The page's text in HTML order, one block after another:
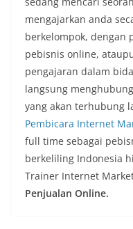
mengajarkan anda
berkelompok, dengan
pebisnis online,
pengajaran dalam
langsung
yang akan terhubung
Pembicara Internet
full time sebagai
berkeliling Indonesia
Trainer Internet
Penjualan Online.